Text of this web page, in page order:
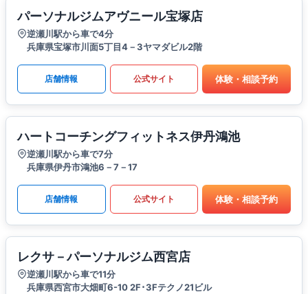
パーソナルジムアヴニール宝塚店
逆瀬川駅から車で4分
兵庫県宝塚市川面5丁目4－3ヤマダビル2階
店舗情報 公式サイト 体験・相談予約
ハートコーチングフィットネス伊丹鴻池
逆瀬川駅から車で7分
兵庫県伊丹市鴻池6－7－17
店舗情報 公式サイト 体験・相談予約
レクサ－パーソナルジム西宮店
逆瀬川駅から車で11分
兵庫県西宮市大畑町6-10 2F･3Fテクノ21ビル